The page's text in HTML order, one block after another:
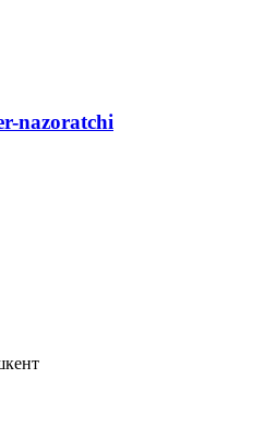
nazoratchi